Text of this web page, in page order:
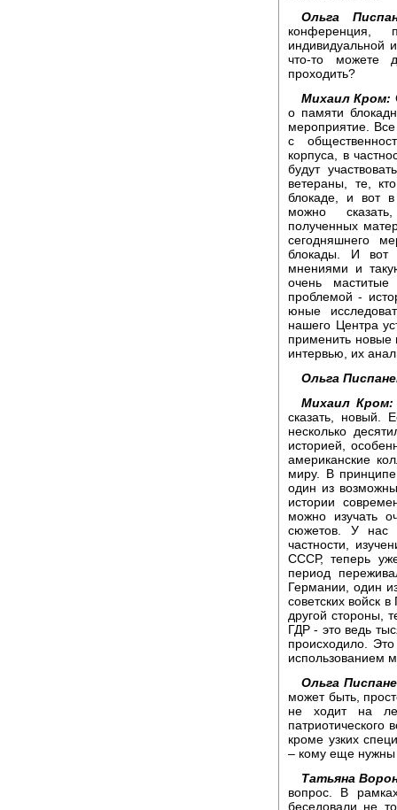
Ольга
конференция,
индивидуальной
что-то можете
проходить?
Михаил Кром:
о памяти
мероприятие.
с
корпуса, в
будут
ветераны, те,
блокаде, и вот
можно
полученных
сегодняшнего
блокады. И вот
мнениями и
очень
проблемой -
юные
нашего Центра
применить новые
интервью, их
Ольга
Михаил Кром:
сказать, новый.
несколько
историей,
американские
миру. В
один из
истории
можно изучать
сюжетов. У нас
частности,
СССР, теперь
период
Германии, один
советских войск
другой стороны,
ГДР - это ведь
происходило.
использованием
Ольга
может быть,
не ходит на
кроме узких
– кому еще нужны
Татьяна
вопрос. В
беседовали не